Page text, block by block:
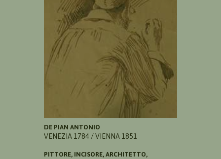
DE PIAN ANTONIO
VENEZIA 1784 / VIENNA 1851
PITTORE, INCISORE, ARCHITETTO,